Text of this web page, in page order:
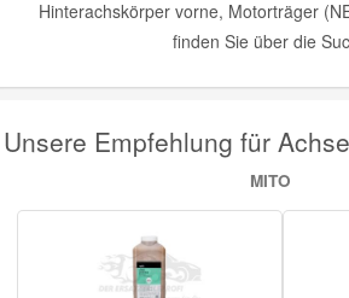
Hinterachskörper vorne, Motorträger
finden Sie über die
Unsere Empfehlung für
MITO